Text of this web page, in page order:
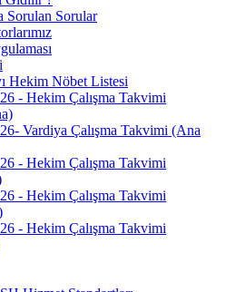
Sorulan Sorular
Hekim Nöbet Listesi
- Hekim Çalışma Takvimi
Vardiya Çalışma Takvimi (Ana
- Hekim Çalışma Takvimi
- Hekim Çalışma Takvimi
- Hekim Çalışma Takvimi